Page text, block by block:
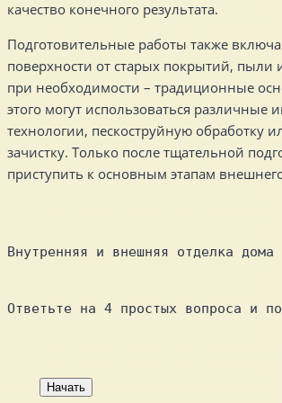
качество конечного результата.
Подготовительные работы также
поверхности от старых покрытий, пыли
при необходимости – традиционные
этого могут использоваться различные
технологии, пескоструйную обработку
зачистку. Только после тщательной
приступить к основным этапам
Внутренняя и внешняя отделка дома
Ответьте на 4 простых вопроса и
Начать